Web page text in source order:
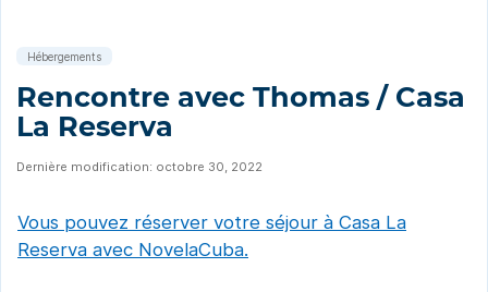
Hébergements
Rencontre avec Thomas / Casa
La Reserva
Dernière modification: octobre 30, 2022
Vous pouvez réserver votre séjour à Casa La
Reserva avec NovelaCuba.